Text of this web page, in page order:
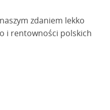
zdaniem lekko
i rentowności polskich